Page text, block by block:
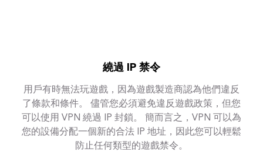
繞過 IP 禁令
用戶有時無法玩遊戲，因為遊戲製造商認為他們違反
了條款和條件。 儘管您必須避免違反遊戲政策，但您
可以使用 VPN 繞過 IP 封鎖。 簡而言之，VPN 可以為
您的設備分配一個新的合法 IP 地址，因此您可以輕鬆
防止任何類型的遊戲禁令。